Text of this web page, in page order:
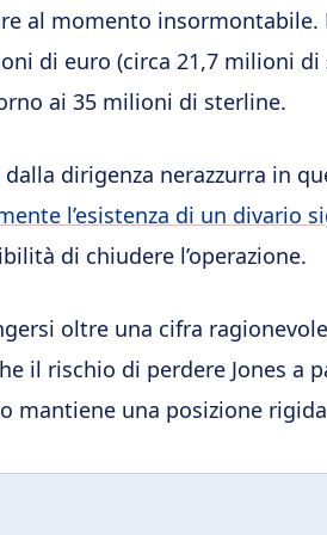
al momento insormontabile.
di euro (circa 21,7 milioni di
ai 35 milioni di sterline.
dalla dirigenza nerazzurra in
l’esistenza di un divario
di chiudere l’operazione.
oltre una cifra
il rischio di perdere Jones a
mantiene una posizione